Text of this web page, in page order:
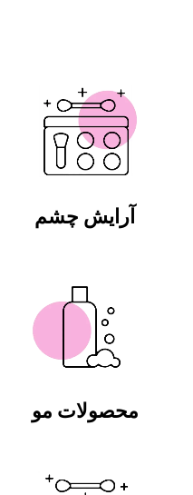
آرایش چشم
محصولات مو